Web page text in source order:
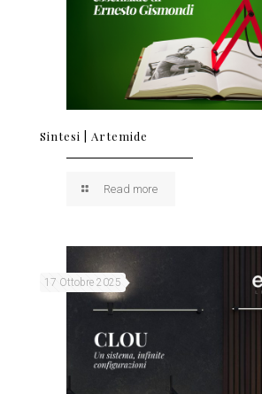
Sintesi | Artemide
Read more
17 Ottobre 2025